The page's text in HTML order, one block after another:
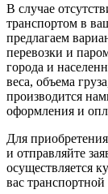
В случае
транспортом в
предлагаем
перевозки и
города и
веса, объема
производится
оформления и
Для
и отправляйте
осуществляется
вас